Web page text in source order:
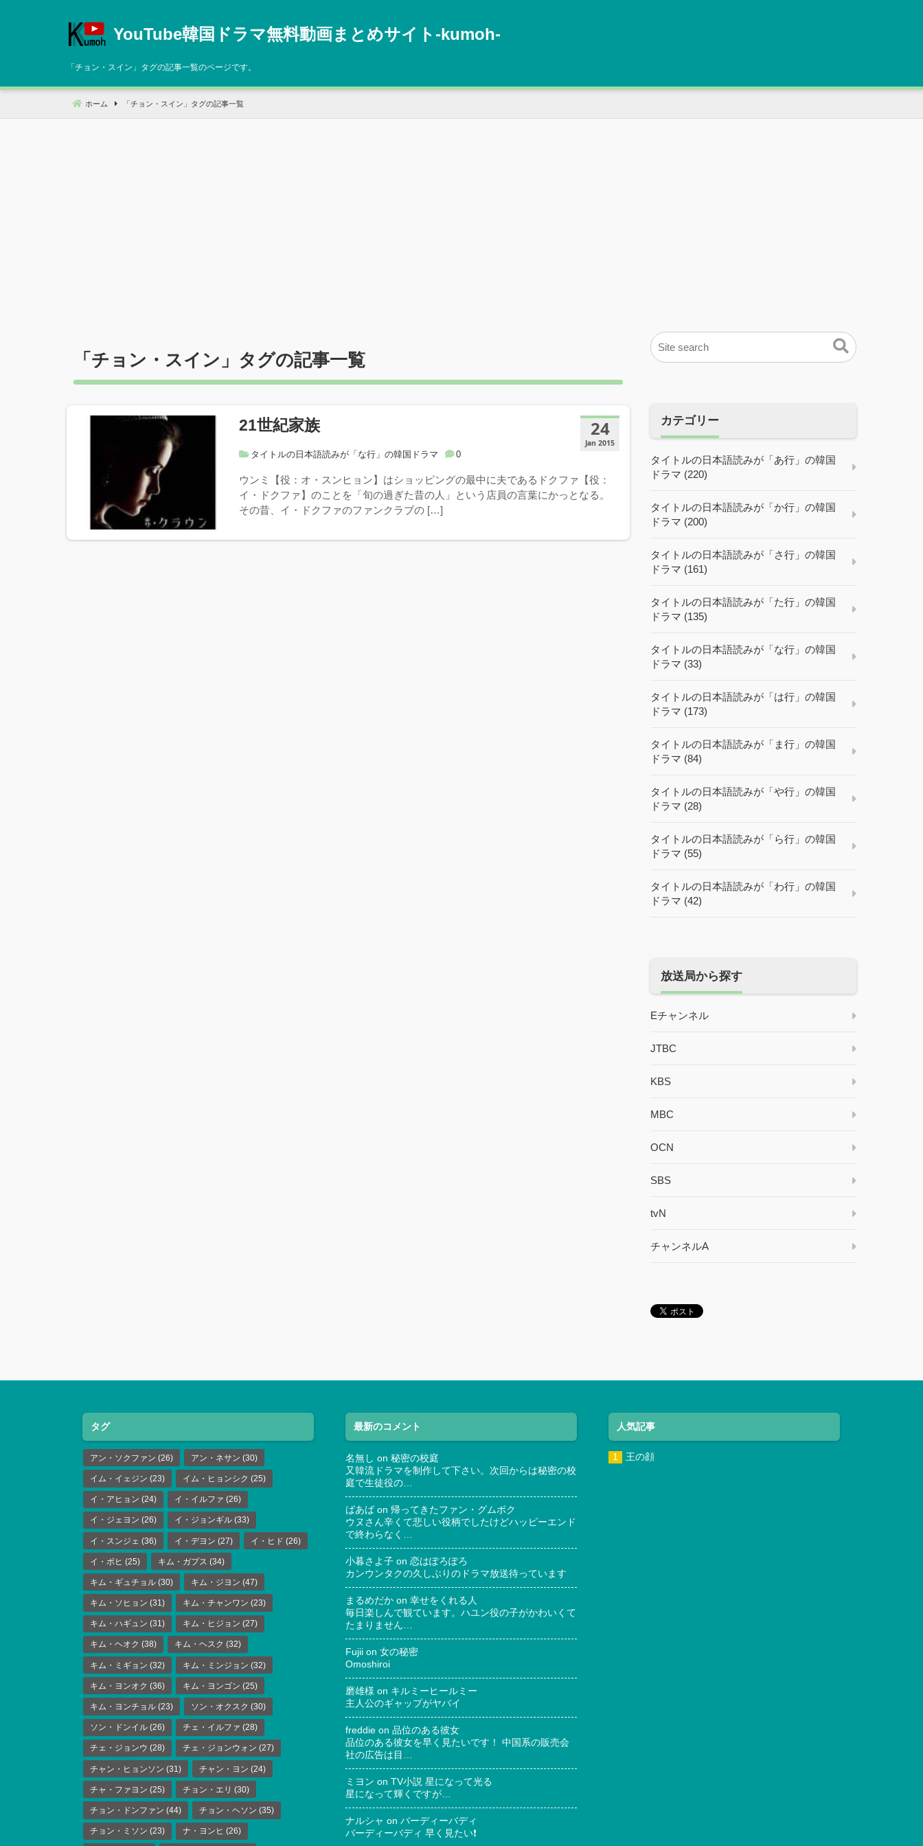
へ
動
YouTube韓国ドラマ無料動画まとめサイト‐kumoh‐
「 チョン・スイン 」タグの記事一覧のページです。
ホーム 「 チョン・スイン 」タグの記事一覧
「 チョン・スイン 」タグの記事一覧
24
Jan 2015
21世紀家族
タイトルの日本語読みが「な行」の韓国ドラマ 0
ウンミ【役：オ・スンヒョン】はショッピングの最中に夫であるドクファ【役：
イ・ドクファ】のことを「旬の過ぎた昔の人」という店員の言葉にかっとなる。
その昔、イ・ドクファのファンクラブの […]
カテゴリー
タイトルの日本語読みが「あ行」の韓国
ドラマ (220)
タイトルの日本語読みが「か行」の韓国
ドラマ (200)
タイトルの日本語読みが「さ行」の韓国
ドラマ (161)
タイトルの日本語読みが「た行」の韓国
ドラマ (135)
タイトルの日本語読みが「な行」の韓国
ドラマ (33)
タイトルの日本語読みが「は行」の韓国
ドラマ (173)
タイトルの日本語読みが「ま行」の韓国
ドラマ (84)
タイトルの日本語読みが「や行」の韓国
ドラマ (28)
タイトルの日本語読みが「ら行」の韓国
ドラマ (55)
タイトルの日本語読みが「わ行」の韓国
ドラマ (42)
放送局から探す
Eチャンネル
JTBC
KBS
MBC
OCN
SBS
tvN
チャンネルA
タグ
アン・ソクファン (26) アン・ネサン (30)
イム・イェジン (23) イム・ヒョンシク (25)
イ・アヒョン (24) イ・イルファ (26)
イ・ジェヨン (26) イ・ジョンギル (33)
イ・スンジェ (36) イ・デヨン (27) イ・ヒド (26)
イ・ボヒ (25) キム・ガプス (34)
キム・ギュチョル (30) キム・ジヨン (47)
キム・ソヒョン (31) キム・チャンワン (23)
キム・ハギュン (31) キム・ヒジョン (27)
キム・ヘオク (38) キム・ヘスク (32)
キム・ミギョン (32) キム・ミンジョン (32)
キム・ヨンオク (36) キム・ヨンゴン (25)
キム・ヨンチョル (23) ソン・オクスク (30)
ソン・ドンイル (26) チェ・イルファ (28)
チェ・ジョンウ (28) チェ・ジョンウォン (27)
チャン・ヒョンソン (31) チャン・ヨン (24)
チャ・ファヨン (25) チョン・エリ (30)
チョン・ドンファン (44) チョン・ヘソン (35)
チョン・ミソン (23) ナ・ヨンヒ (26)
最新のコメント
名無し on 秘密の校庭
又韓流ドラマを制作して下さい。次回からは秘密の校
庭で生徒役の…
ばあば on 帰ってきたファン・グムボク
ウヌさん辛くて悲しい役柄でしたけどハッピーエンド
で終わらなく…
小暮さよ子 on 恋はぽろぽろ
カンウンタクの久しぶりのドラマ放送待っています
まるめだか on 幸せをくれる人
毎日楽しんで観ています。ハユン役の子がかわいくて
たまりません…
Fujii on 女の秘密
Omoshiroi
磨雄様 on キルミーヒールミー
主人公のギャップがヤバイ
freddie on 品位のある彼女
品位のある彼女を早く見たいです！ 中国系の販売会
社の広告は目…
ミヨン on TV小説 星になって光る
星になって輝くですが…
ナルシャ on バーディーバディ
バーディーバディ 早く見たい❗
人気記事
王の顔